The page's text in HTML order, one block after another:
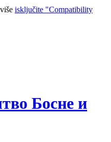
isključite "Compatibility
Босне и